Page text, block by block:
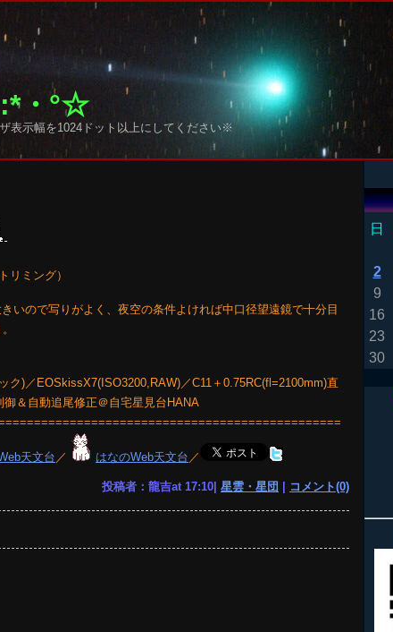
・°☆
表示幅を1024ドット以上にしてください※
リミング）
いので写りがよく、夜空の条件よければ中口径望遠鏡で十分目
ク)／EOSkissX7(ISO3200,RAW)／C11＋0.75RC(fl=2100mm)直
＆自動追尾修正＠自宅星見台HANA
天文台 ／ はなのWeb天文台 ／
投稿者：龍吉at 17:10| 星雲・星団 コメント(0)
日
2
9
16
23
30